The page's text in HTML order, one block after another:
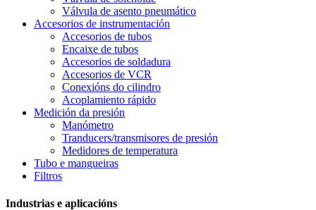
Válvula de asento pneumático
Accesorios de instrumentación
Accesorios de tubos
Encaixe de tubos
Accesorios de soldadura
Accesorios de VCR
Conexións do cilindro
Acoplamiento rápido
Medición da presión
Manómetro
Tranducers/transmisores de presión
Medidores de temperatura
Tubo e mangueiras
Filtros
Industrias e aplicacións